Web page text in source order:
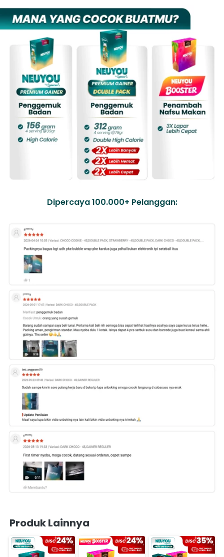
Dipercaya 100.000+ Pelanggan:
Produk Lainnya